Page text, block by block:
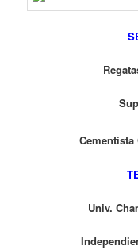
Cementista
Univ.